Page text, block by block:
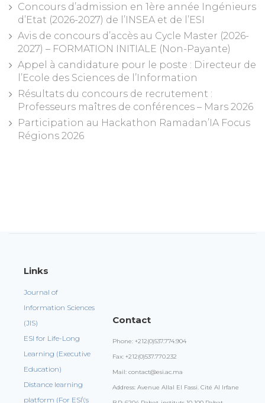
Concours d’admission en 1ère année Ingénieurs
d’Etat (2026-2027) de l’INSEA et de l’ESI
Avis de concours d’accès au Cycle Master (2026-
2027) – FORMATION INITIALE (Non-Payante)
Appel à candidature pour le poste : Directeur de
l’Ecole des Sciences de l’Information
Résultats du concours de recrutement :
Professeurs maîtres de conférences – Mars 2026
Participation au Hackathon Ramadan’IA Focus
Régions 2026
Links
Journal of
Information Sciences
(JIS)
ESI for Life-Long
Learning (Executive
Education)
Distance learning
platform (For ESI\'s
Contact
Phone: +212(0)537.774.904
Fax: +212(0)537.770.232
Mail: contact@esi.ac.ma
Address: Avenue Allal El Fassi. Cité Al Irfane